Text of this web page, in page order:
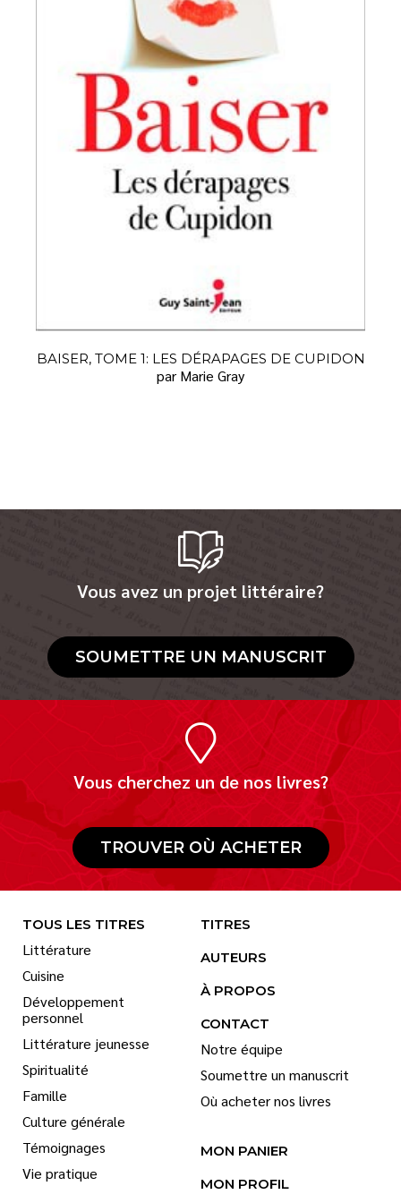
BAISER, TOME 1: LES DÉRAPAGES DE CUPIDON
par Marie Gray
Vous avez un projet littéraire?
SOUMETTRE UN MANUSCRIT
Vous cherchez un de nos livres?
TROUVER OÙ ACHETER
TOUS LES TITRES
Littérature
Cuisine
Développement
personnel
Littérature jeunesse
Spiritualité
Famille
Culture générale
Témoignages
Vie pratique
TITRES
AUTEURS
À PROPOS
CONTACT
Notre équipe
Soumettre un manuscrit
Où acheter nos livres
MON PANIER
MON PROFIL